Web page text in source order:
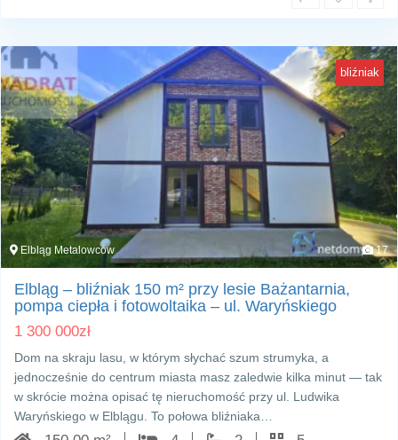
bliźniak
Elbląg Metalowców 17
Elbląg – bliźniak 150 m² przy lesie Bażantarnia,
pompa ciepła i fotowoltaika – ul. Waryńskiego
1 300 000zł
Dom na skraju lasu, w którym słychać szum strumyka, a
jednocześnie do centrum miasta masz zaledwie kilka minut — tak
w skrócie można opisać tę nieruchomość przy ul. Ludwika
Waryńskiego w Elblągu. To połowa bliźniaka…